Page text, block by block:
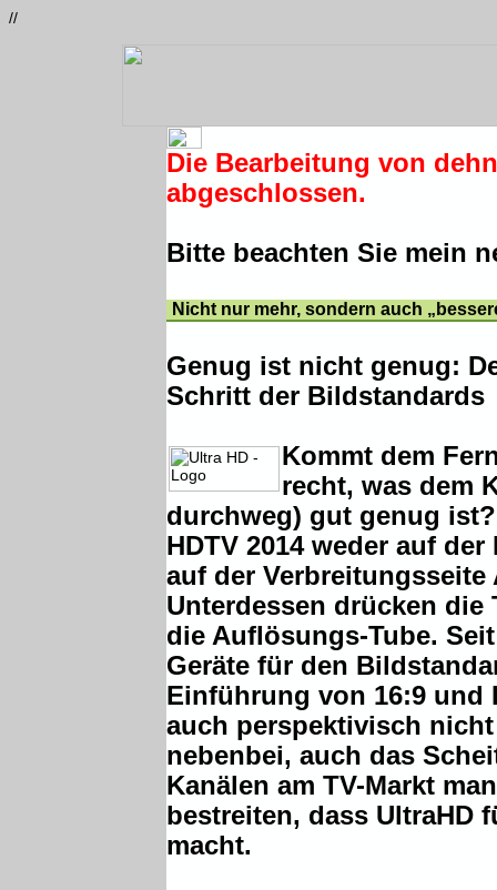
//
Die Bearbeitung von
abgeschlossen.
Bitte beachten Sie mein
Nicht nur mehr, sondern auch
Genug ist nicht genug:
Schritt der Bildstandards
Kommt dem
recht, was dem
durchweg) gut genug
HDTV 2014 weder auf
auf der Verbreitungsseite
Unterdessen drücken die
die Auflösungs-Tube.
Geräte für den
Einführung von 16:9 und
auch perspektivisch
nebenbei, auch das
Kanälen am TV-Markt
bestreiten, dass UltraHD
macht.